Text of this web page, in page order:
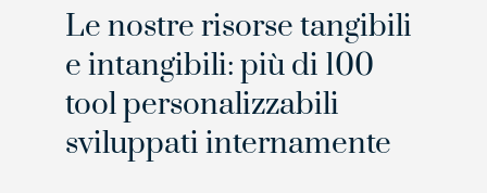
Le nostre risorse tangibili
e intangibili: più di 100
tool personalizzabili
sviluppati internamente